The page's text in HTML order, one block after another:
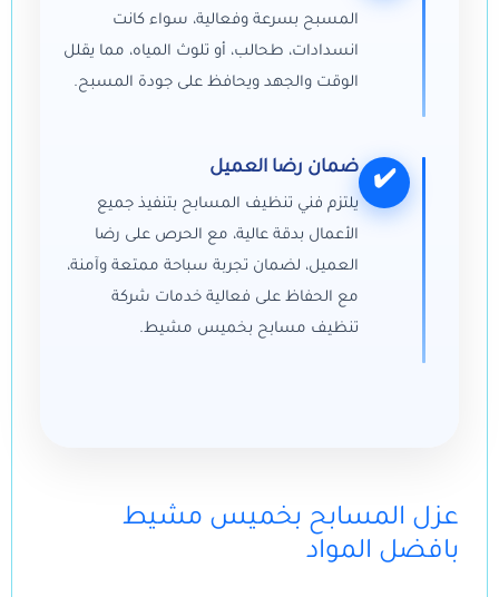
المسبح بسرعة وفعالية، سواء كانت
انسدادات، طحالب، أو تلوث المياه، مما يقلل
الوقت والجهد ويحافظ على جودة المسبح.
✔️
ضمان رضا العميل
يلتزم فني تنظيف المسابح بتنفيذ جميع
الأعمال بدقة عالية، مع الحرص على رضا
العميل، لضمان تجربة سباحة ممتعة وآمنة،
مع الحفاظ على فعالية خدمات شركة
تنظيف مسابح بخميس مشيط.
عزل المسابح بخميس مشيط
بافضل المواد